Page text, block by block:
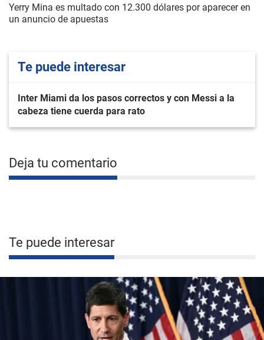
Yerry Mina es multado con 12.300 dólares por aparecer en
un anuncio de apuestas
Te puede interesar
Inter Miami da los pasos correctos y con Messi a la
cabeza tiene cuerda para rato
Deja tu comentario
Te puede interesar